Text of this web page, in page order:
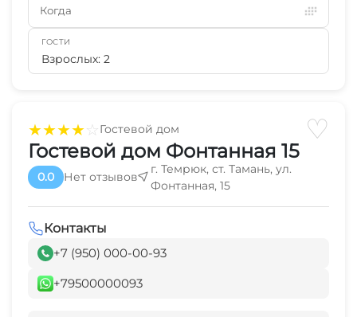
★★★★☆Гостевой дом ♡
Гостевой дом Фонтанная 15
0.0 Нет отзывов
г. Темрюк, ст. Тамань, ул.
Фонтанная, 15
Контакты
+7 (950) 000-00-93
+79500000093
Когда
ГОСТИ
Взрослых: 2